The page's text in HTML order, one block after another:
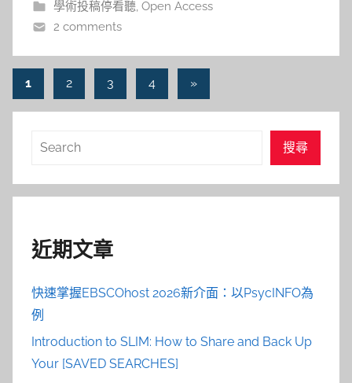
學術投稿停看聽, Open Access
2 comments
文
章
1 2 3 4
Next
»
搜
搜尋
近期文章
快速掌握EBSCOhost 2026新介面：以PsycINFO為
例
Introduction to SLIM: How to Share and Back Up
Your [SAVED SEARCHES]